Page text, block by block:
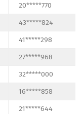
20*****770
43*****824
41*****298
27*****968
32*****000
16*****858
21*****644